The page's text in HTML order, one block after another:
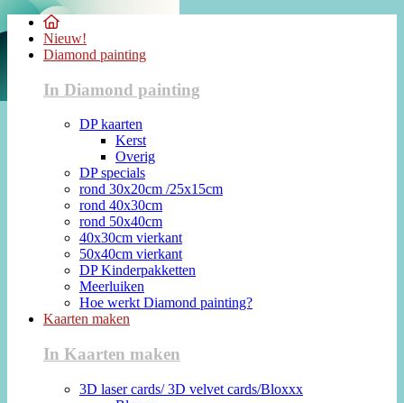
Nieuw!
Diamond painting
In Diamond painting
DP kaarten
Kerst
Overig
DP specials
rond 30x20cm /25x15cm
rond 40x30cm
rond 50x40cm
40x30cm vierkant
50x40cm vierkant
DP Kinderpakketten
Meerluiken
Hoe werkt Diamond painting?
Kaarten maken
In Kaarten maken
3D laser cards/ 3D velvet cards/Bloxxx